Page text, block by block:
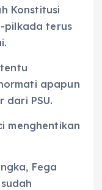
Konstitusi
pilkada terus
apapun
dari PSU.
menghentikan
Fega